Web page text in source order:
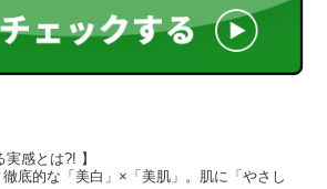
実感とは?! 】
底的な「美白」×「美肌」。肌に「やさし